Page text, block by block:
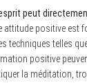
peut
attitude positive est
techniques telles
positive
la méditation,